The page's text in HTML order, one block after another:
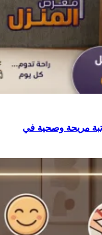
مريحة وصحية في